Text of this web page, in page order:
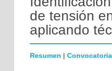
de tensión
aplicando
Resumen | Convocatoria